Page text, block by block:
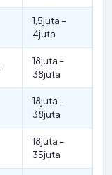
1,5juta –
4juta
18juta –
38juta
18juta –
38juta
18juta –
35juta